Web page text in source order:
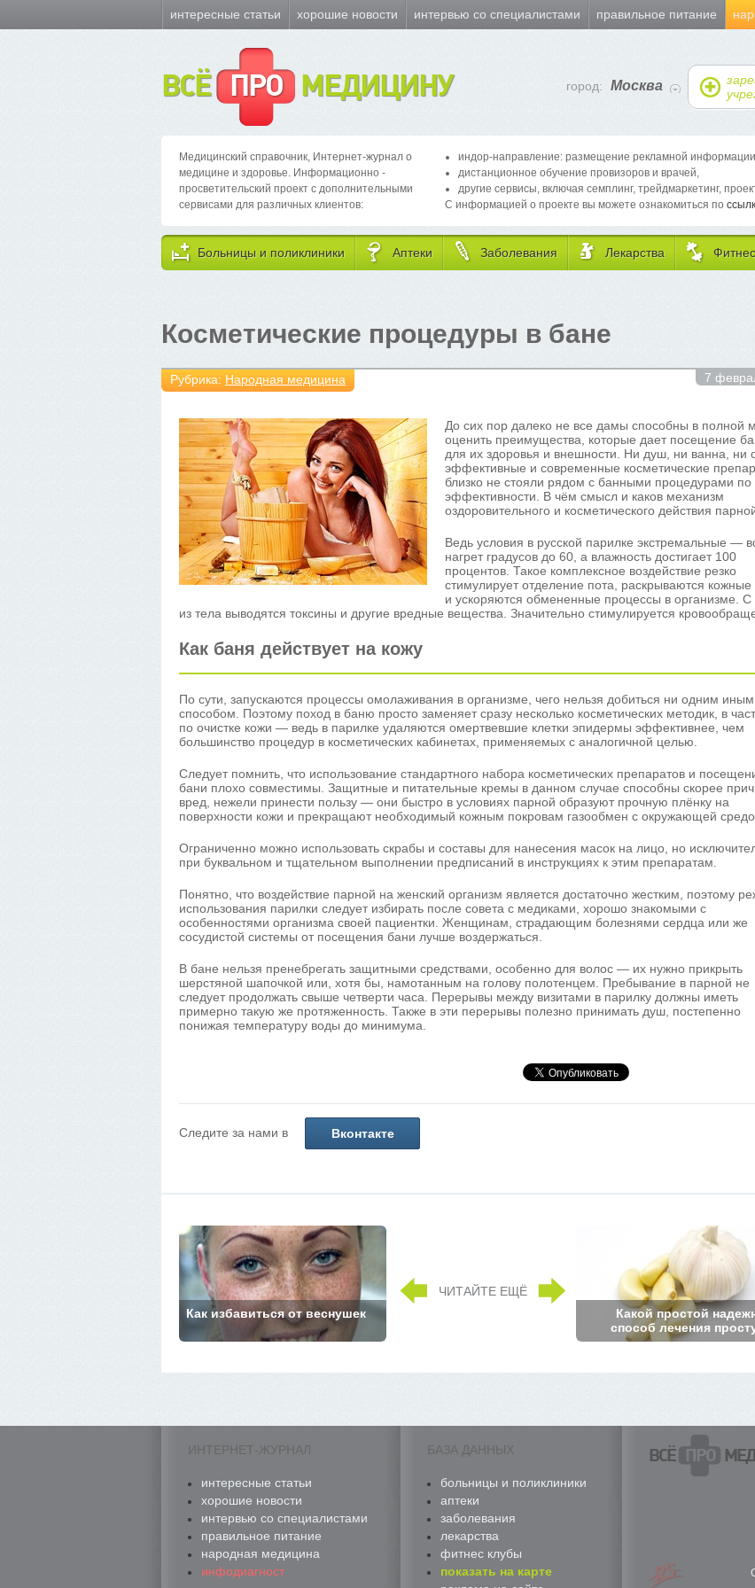
интересные статьи хорошие новости интервью со специалистами правильное питание
ВСЁ ПРО МЕДИЦИНУ город: Москва
Медицинский справочник, Интернет-журнал о
медицине и здоровье. Информационно -
просветительский проект с дополнительными
сервисами для различных клиентов:
индор-направление: размещение рекламной информации
дистанционное обучение провизоров и врачей,
другие сервисы, включая семплинг, трейдмаркетинг,
С информацией о проекте вы можете ознакомиться по
Больницы и поликлиники Аптеки Заболевания Лекарства
Косметические процедуры в бане
Рубрика: Народная медицина 7
До сих пор далеко не все дамы способны в полной
оценить преимущества, которые дает посещение
для их здоровья и внешности. Ни душ, ни ванна, ни
эффективные и современные косметические
близко не стояли рядом с банными процедурами по
эффективности. В чём смысл и каков механизм
оздоровительного и косметического действия
Ведь условия в русской парилке экстремальные —
нагрет градусов до 60, а влажность достигает 100
процентов. Такое комплексное воздействие резко
стимулирует отделение пота, раскрываются
и ускоряются обмененные процессы в организме. С
из тела выводятся токсины и другие вредные вещества. Значительно стимулируется
Как баня действует на кожу
По сути, запускаются процессы омолаживания в организме, чего нельзя добиться ни одним иным
способом. Поэтому поход в баню просто заменяет сразу несколько косметических методик, в
по очистке кожи — ведь в парилке удаляются омертвевшие клетки эпидермы эффективнее, чем
большинство процедур в косметических кабинетах, применяемых с аналогичной целью.
Следует помнить, что использование стандартного набора косметических препаратов и
бани плохо совместимы. Защитные и питательные кремы в данном случае способны скорее
вред, нежели принести пользу — они быстро в условиях парной образуют прочную плёнку на
поверхности кожи и прекращают необходимый кожным покровам газообмен с окружающей
Ограниченно можно использовать скрабы и составы для нанесения масок на лицо, но
при буквальном и тщательном выполнении предписаний в инструкциях к этим препаратам.
Понятно, что воздействие парной на женский организм является достаточно жестким, поэтому
использования парилки следует избирать после совета с медиками, хорошо знакомыми с
особенностями организма своей пациентки. Женщинам, страдающим болезнями сердца или же
сосудистой системы от посещения бани лучше воздержаться.
В бане нельзя пренебрегать защитными средствами, особенно для волос — их нужно прикрыть
шерстяной шапочкой или, хотя бы, намотанным на голову полотенцем. Пребывание в парной не
следует продолжать свыше четверти часа. Перерывы между визитами в парилку должны иметь
примерно такую же протяженность. Также в эти перерывы полезно принимать душ, постепенно
понижая температуру воды до минимума.
Следите за нами в Вконтакте
Как избавиться от веснушек
ЧИТАЙТЕ ЕЩЁ
Какой простой
способ лечения
ИНТЕРНЕТ-ЖУРНАЛ
интересные статьи
хорошие новости
интервью со специалистами
правильное питание
народная медицина
инфодиагност
БАЗА ДАННЫХ
больницы и поликлиники
аптеки
заболевания
лекарства
фитнес клубы
показать на карте
ВСЁ ПРО